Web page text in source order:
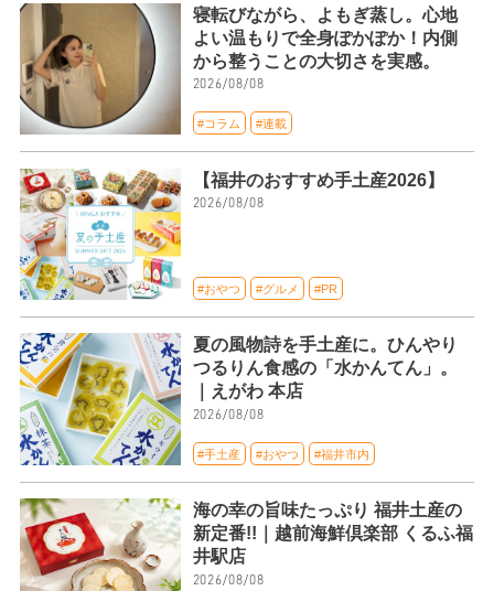
寝転びながら、よもぎ蒸し。心地
よい温もりで全身ぽかぽか！内側
から整うことの大切さを実感。
2026/08/08
#コラム #連載
【福井のおすすめ手土産2026】
2026/08/08
#おやつ #グルメ #PR
夏の風物詩を手土産に。ひんやり
つるりん食感の「水かんてん」。
｜えがわ 本店
2026/08/08
#手土産 #おやつ #福井市内
海の幸の旨味たっぷり 福井土産の
新定番!!｜越前海鮮倶楽部 くるふ福
井駅店
2026/08/08